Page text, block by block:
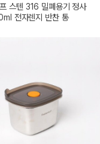
스텐 316 밀폐용기 정사
전자렌지 반찬 통